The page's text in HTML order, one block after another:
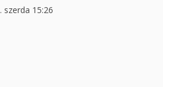
szerda 15:26